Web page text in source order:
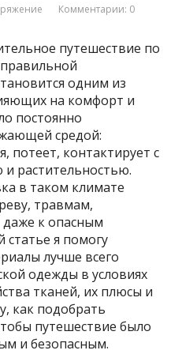
Комментарии: 0
путешествие по
одним из
на комфорт и
постоянно
средой:
потеет, контактирует с
растительностью.
в таком климате
травмам,
к опасным
я помогу
лучше всего
одежды в условиях
тканей, их плюсы и
как подобрать
путешествие было
и безопасным.